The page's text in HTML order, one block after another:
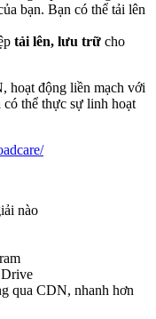
bạn. Bạn có thể tải lên
tải lên, lưu trữ cho
, hoạt động liền mạch với
thể thực sự linh hoạt
nào
qua CDN, nhanh hơn